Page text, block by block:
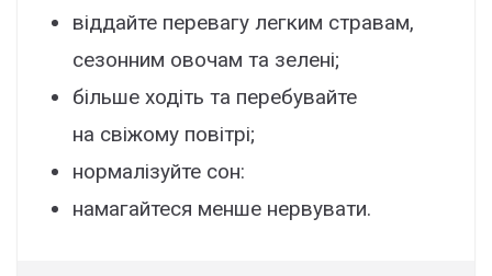
віддайте перевагу легким стравам,
сезонним овочам та зелені;
більше ходіть та перебувайте
на свіжому повітрі;
нормалізуйте сон:
намагайтеся менше нервувати.